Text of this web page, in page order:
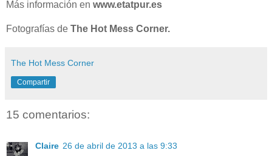
Más información en www.etatpur.es
Fotografías de The Hot Mess Corner.
The Hot Mess Corner
Compartir
15 comentarios:
Claire 26 de abril de 2013 a las 9:33